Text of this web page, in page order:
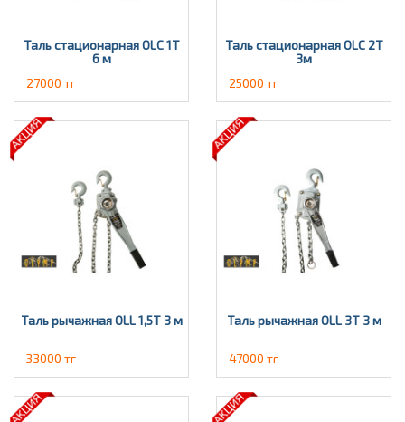
Таль стационарная OLC 1Т
6 м
27000 тг
Таль стационарная OLC 2T
3м
25000 тг
Таль рычажная OLL 1,5Т 3 м
33000 тг
Таль рычажная OLL 3T 3 м
47000 тг